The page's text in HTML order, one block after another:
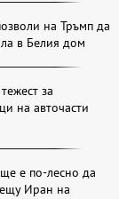
на Тръмп да
в Белия дом
за
на авточасти
е по-лесно да
Иран на